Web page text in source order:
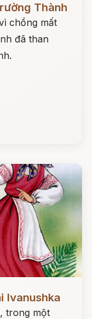
Thành
chồng mất
đã than
Ivanushka
trong một